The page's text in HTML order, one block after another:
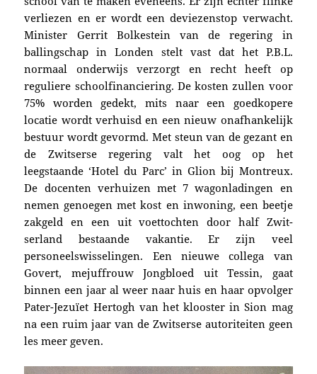
verliezen en er wordt een deviezenstop verwacht.
Minister Gerrit Bolkestein van de regering in
ballingschap in Londen stelt vast dat het P.B.L.
normaal onderwijs verzorgt en recht heeft op
reguliere schoolfinanciering. De kosten zullen voor
75% worden gedekt, mits naar een goedkopere
locatie wordt verhuisd en een nieuw onafhankelijk
bestuur wordt gevormd. Met steun van de gezant en
de Zwitserse regering valt het oog op het
leegstaande ‘Hotel du Parc’ in Glion bij Montreux.
De docenten verhuizen met 7 wagonladingen en
nemen ge­noegen met kost en inwoning, een beetje
zakgeld en een uit voet­tochten door half Zwit­
serland bestaande vakantie. Er zijn veel
personeelswisselingen. Een nieuwe collega van
Govert, mejuffrouw Jongbloed uit Tessin, gaat
binnen een jaar al weer naar huis en haar opvolger
Pater-Jezuïet Hertogh van het klooster in Sion mag
na een ruim jaar van de Zwitserse autoriteiten geen
les meer geven.